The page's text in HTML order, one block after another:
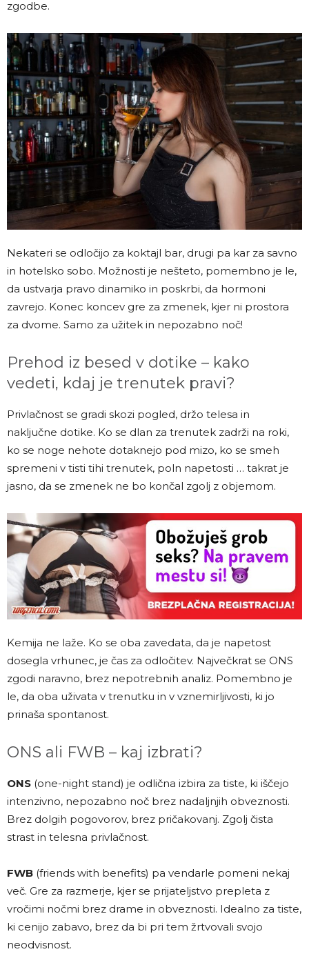
zgodbe.
Nekateri se odločijo za koktajl bar, drugi pa kar za savno
in hotelsko sobo. Možnosti je nešteto, pomembno je le,
da ustvarja pravo dinamiko in poskrbi, da hormoni
zavrejo. Konec koncev gre za zmenek, kjer ni prostora
za dvome. Samo za užitek in nepozabno noč!
Prehod iz besed v dotike – kako
vedeti, kdaj je trenutek pravi?
Privlačnost se gradi skozi pogled, držo telesa in
naključne dotike. Ko se dlan za trenutek zadrži na roki,
ko se noge nehote dotaknejo pod mizo, ko se smeh
spremeni v tisti tihi trenutek, poln napetosti … takrat je
jasno, da se zmenek ne bo končal zgolj z objemom.
Kemija ne laže. Ko se oba zavedata, da je napetost
dosegla vrhunec, je čas za odločitev. Največkrat se ONS
zgodi naravno, brez nepotrebnih analiz. Pomembno je
le, da oba uživata v trenutku in v vznemirljivosti, ki jo
prinaša spontanost.
ONS ali FWB – kaj izbrati?
ONS (one-night stand) je odlična izbira za tiste, ki iščejo
intenzivno, nepozabno noč brez nadaljnjih obveznosti.
Brez dolgih pogovorov, brez pričakovanj. Zgolj čista
strast in telesna privlačnost.
FWB (friends with benefits) pa vendarle pomeni nekaj
več. Gre za razmerje, kjer se prijateljstvo prepleta z
vročimi nočmi brez drame in obveznosti. Idealno za tiste,
ki cenijo zabavo, brez da bi pri tem žrtvovali svojo
neodvisnost.